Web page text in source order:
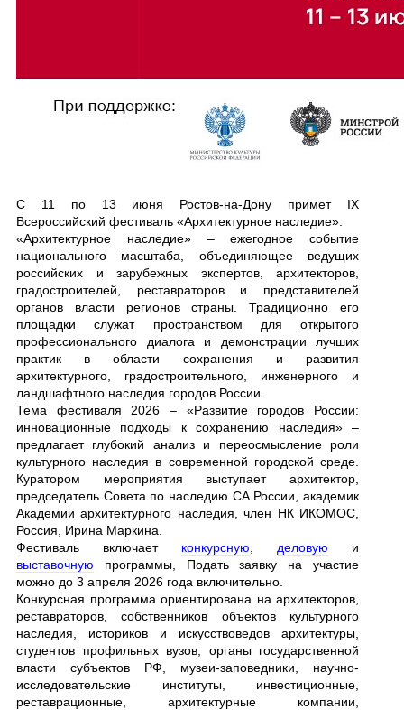
С 11 по 13 июня Ростов-на-Дону примет IX
Всероссийский фестиваль «Архитектурное наследие».
«Архитектурное наследие» – ежегодное событие
национального масштаба, объединяющее ведущих
российских и зарубежных экспертов, архитекторов,
градостроителей, реставраторов и представителей
органов власти регионов страны. Традиционно его
площадки служат пространством для открытого
профессионального диалога и демонстрации лучших
практик в области сохранения и развития
архитектурного, градостроительного, инженерного и
ландшафтного наследия городов России.
Тема фестиваля 2026 – «Развитие городов России:
инновационные подходы к сохранению наследия» –
предлагает глубокий анализ и переосмысление роли
культурного наследия в современной городской среде.
Куратором мероприятия выступает архитектор,
председатель Совета по наследию СА России, академик
Академии архитектурного наследия, член НК ИКОМОС,
Россия, Ирина Маркина.
Фестиваль включает конкурсную, деловую и
выставочную программы, Подать заявку на участие
можно до 3 апреля 2026 года включительно.
Конкурсная программа ориентирована на архитекторов,
реставраторов, собственников объектов культурного
наследия, историков и искусствоведов архитектуры,
студентов профильных вузов, органы государственной
власти субъектов РФ, музеи-заповедники, научно-
исследовательские институты, инвестиционные,
реставрационные, архитектурные компании,